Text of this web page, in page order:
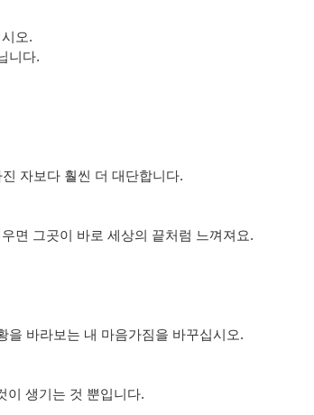
오.
니다.
자보다 훨씬 더 대단합니다.
면 그곳이 바로 세상의 끝처럼 느껴져요.
을 바라보는 내 마음가짐을 바꾸십시오.
이 생기는 것 뿐입니다.